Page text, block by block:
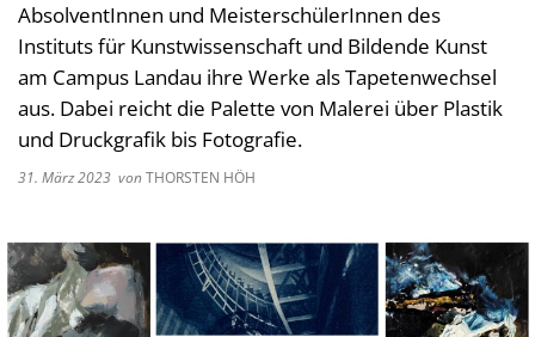
Kultur im Landkreis
Öffnungszeiten
AbsolventInnen und MeisterschülerInnen des
Instituts für Kunstwissenschaft und Bildende Kunst
am Campus Landau ihre Werke als Tapetenwechsel
aus. Dabei reicht die Palette von Malerei über Plastik
und Druckgrafik bis Fotografie.
31. März 2023 vonTHORSTEN HÖH